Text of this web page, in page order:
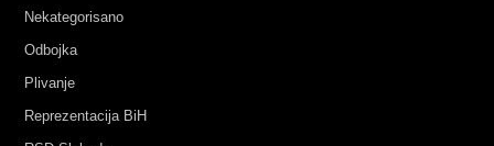
Nekategorisano
Odbojka
Plivanje
Reprezentacija BiH